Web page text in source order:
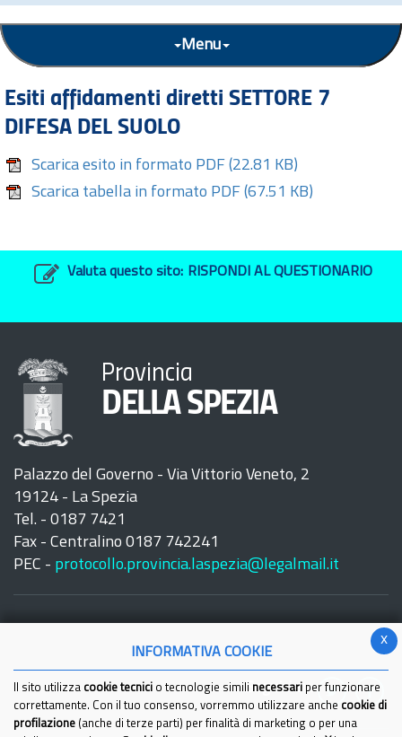
Menu
Esiti affidamenti diretti SETTORE 7
DIFESA DEL SUOLO
Scarica esito in formato PDF (22.81 KB)
Scarica tabella in formato PDF (67.51 KB)
Valuta questo sito: RISPONDI AL QUESTIONARIO
Provincia
DELLA SPEZIA
Palazzo del Governo - Via Vittorio Veneto, 2
19124 - La Spezia
Tel. - 0187 7421
Fax - Centralino 0187 742241
PEC - protocollo.provincia.laspezia@legalmail.it
Seguici su:
x
INFORMATIVA COOKIE
Il sito utilizza cookie tecnici o tecnologie simili necessari per funzionare
correttamente. Con il tuo consenso, vorremmo utilizzare anche cookie di
profilazione (anche di terze parti) per finalità di marketing o per una